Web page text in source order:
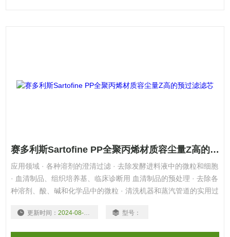
赛多利斯Sartofine PP全聚丙烯材质容尘量Z高的预过滤滤芯
应用领域 · 各种溶剂的澄清过滤 · 去除发酵进料液中的微粒和细胞
· 血清制品、组织培养基、临床诊断用 血清制品的预处理 · 去除各
种溶剂、酸、碱和化学品中的微粒 · 清洗机器和蒸汽管道的实用过
结构和材质
更新时间： 2024-08-18 型号：